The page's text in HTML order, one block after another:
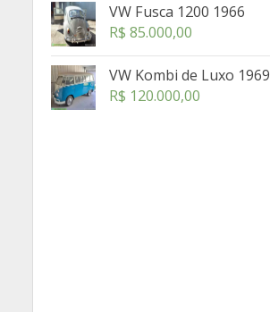
VW Fusca 1200 1966
R$ 85.000,00
VW Kombi de Luxo 1969
R$ 120.000,00